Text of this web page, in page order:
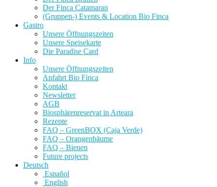
Der Finca Catamaran
(Gruppen-) Events & Location Bio Finca
Gastro
Unsere Öffnungszeiten
Unsere Speisekarte
Die Paradise Card
Info
Unsere Öffnungszeiten
Anfahrt Bio Finca
Kontakt
Newsletter
AGB
Biosphärenreservat in Arteara
Rezepte
FAQ – GreenBOX (Caja Verde)
FAQ – Orangenbäume
FAQ – Bienen
Future projects
Deutsch
Español
English